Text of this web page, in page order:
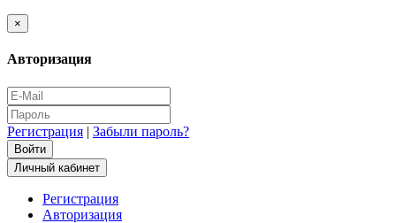
×
Авторизация
Регистрация | Забыли пароль?
Личный кабинет
Регистрация
Авторизация